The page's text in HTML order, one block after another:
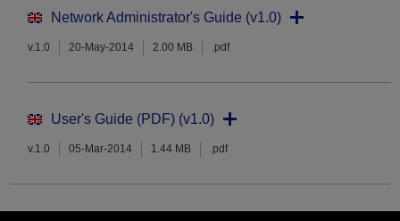
Network Administrator's Guide (v1.0)
v.1.0 20-May-2014 2.00 MB .pdf
User's Guide (PDF) (v1.0)
v.1.0 05-Mar-2014 1.44 MB .pdf